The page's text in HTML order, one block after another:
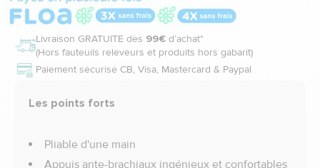
Livraison GRATUITE dès 99€ d’achat*
(Hors fauteuils releveurs et produits hors gabarit)
Paiement sécurisé CB, Visa, Mastercard & Paypal
Les points forts
Pliable d'une main
Appuis ante-brachiaux ingénieux et confortables